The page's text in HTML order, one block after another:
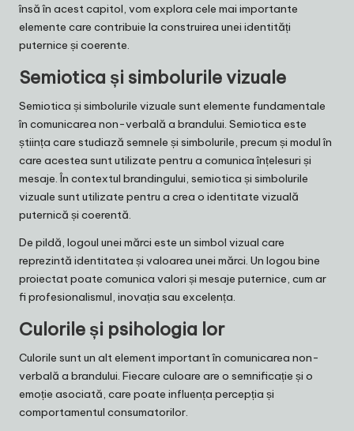
însă în acest capitol, vom explora cele mai importante
elemente care contribuie la construirea unei identități
puternice și coerente.
Semiotica și simbolurile vizuale
Semiotica și simbolurile vizuale sunt elemente fundamentale
în comunicarea non-verbală a brandului. Semiotica este
știința care studiază semnele și simbolurile, precum și modul în
care acestea sunt utilizate pentru a comunica înțelesuri și
mesaje. În contextul brandingului, semiotica și simbolurile
vizuale sunt utilizate pentru a crea o identitate vizuală
puternică și coerentă.
De pildă, logoul unei mărci este un simbol vizual care
reprezintă identitatea și valoarea unei mărci. Un logou bine
proiectat poate comunica valori și mesaje puternice, cum ar
fi profesionalismul, inovația sau excelența.
Culorile și psihologia lor
Culorile sunt un alt element important în comunicarea non-
verbală a brandului. Fiecare culoare are o semnificație și o
emoție asociată, care poate influența percepția și
comportamentul consumatorilor.